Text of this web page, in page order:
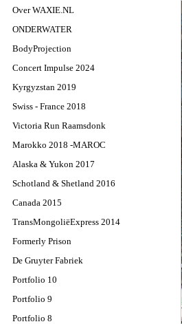
Over WAXIE.NL
ONDERWATER
BodyProjection
Concert Impulse 2024
Kyrgyzstan 2019
Swiss - France 2018
Victoria Run Raamsdonk
Marokko 2018 -MAROC
Alaska & Yukon 2017
Schotland & Shetland 2016
Canada 2015
TransMongoliëExpress 2014
Formerly Prison
De Gruyter Fabriek
Portfolio 10
Portfolio 9
Portfolio 8